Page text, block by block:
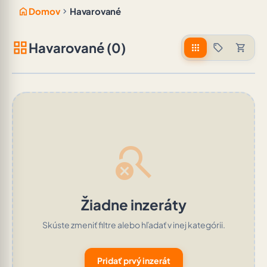
home Domov chevron_right Havarované
grid_viewHavarované (0) apps sell shopping_cart
search_off
Žiadne inzeráty
Skúste zmeniť filtre alebo hľadať v inej kategórii.
Pridať prvý inzerát